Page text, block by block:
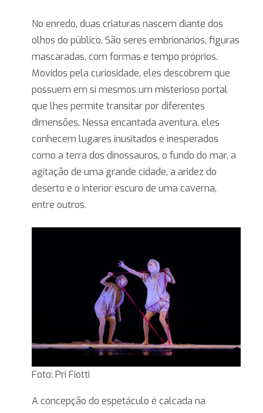
No enredo, duas criaturas nascem diante dos
olhos do público. São seres embrionários, figuras
mascaradas, com formas e tempo próprios.
Movidos pela curiosidade, eles descobrem que
possuem em si mesmos um misterioso portal
que lhes permite transitar por diferentes
dimensões. Nessa encantada aventura, eles
conhecem lugares inusitados e inesperados
como a terra dos dinossauros, o fundo do mar, a
agitação de uma grande cidade, a aridez do
deserto e o interior escuro de uma caverna,
entre outros.
Foto: Pri Fiotti
A concepção do espetáculo é calcada na